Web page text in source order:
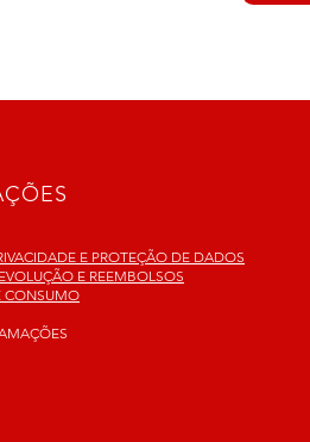
E PROTEÇÃO DE DADOS
E REEMBOLSOS
CONSUMO